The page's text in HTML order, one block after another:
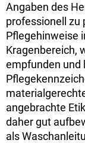
Angaben des
professionell zu
Pflegehinweise
Kragenbereich,
empfunden und
angebrachte
daher gut
als